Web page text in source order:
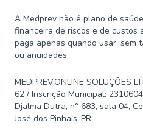
A Medprev não é plano de
financeira de riscos e de custos
paga apenas quando usar, sem
ou anuidades.
MEDPREV.ONLINE SOLUÇÕES
62 / Inscrição Municipal:
Djalma Dutra, n° 683, sala 04,
José dos Pinhais-PR